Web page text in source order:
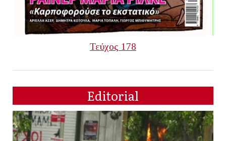
Τεύχος 178
Editorial